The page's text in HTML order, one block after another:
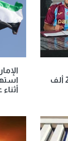
تكلفة صفقة صلاح ببيع 25 ألف